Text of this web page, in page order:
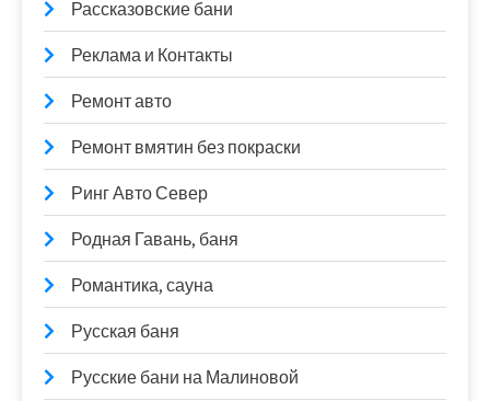
Рассказовские бани
Реклама и Контакты
Ремонт авто
Ремонт вмятин без покраски
Ринг Авто Север
Родная Гавань, баня
Романтика, сауна
Русская баня
Русские бани на Малиновой